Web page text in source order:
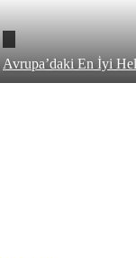
Avrupa’daki En İyi